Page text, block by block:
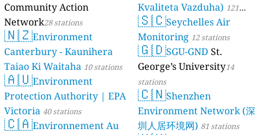
Community Action
Network28 stations
🇳🇿Environment
Canterbury - Kaunihera
Taiao Ki Waitaha 10 stations
🇦🇺Environment
Protection Authority | EPA
Victoria 40 stations
🇨🇦Environnement Au
Kvaliteta Vazduha) 121
stations
🇸🇨Seychelles Air
Monitoring 12 stations
🇬🇩SGU-GND St.
George’s University14
stations
🇨🇳Shenzhen
Environment Network (深
圳人居环境网) 81 stations